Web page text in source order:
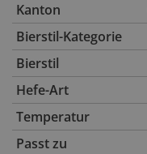
Kanton
Bierstil-Kategorie
Bierstil
Hefe-Art
Temperatur
Passt zu